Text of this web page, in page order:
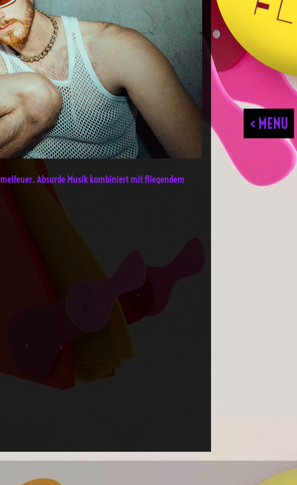
< MENU
Absurde Musik kombiniert mit fliegendem